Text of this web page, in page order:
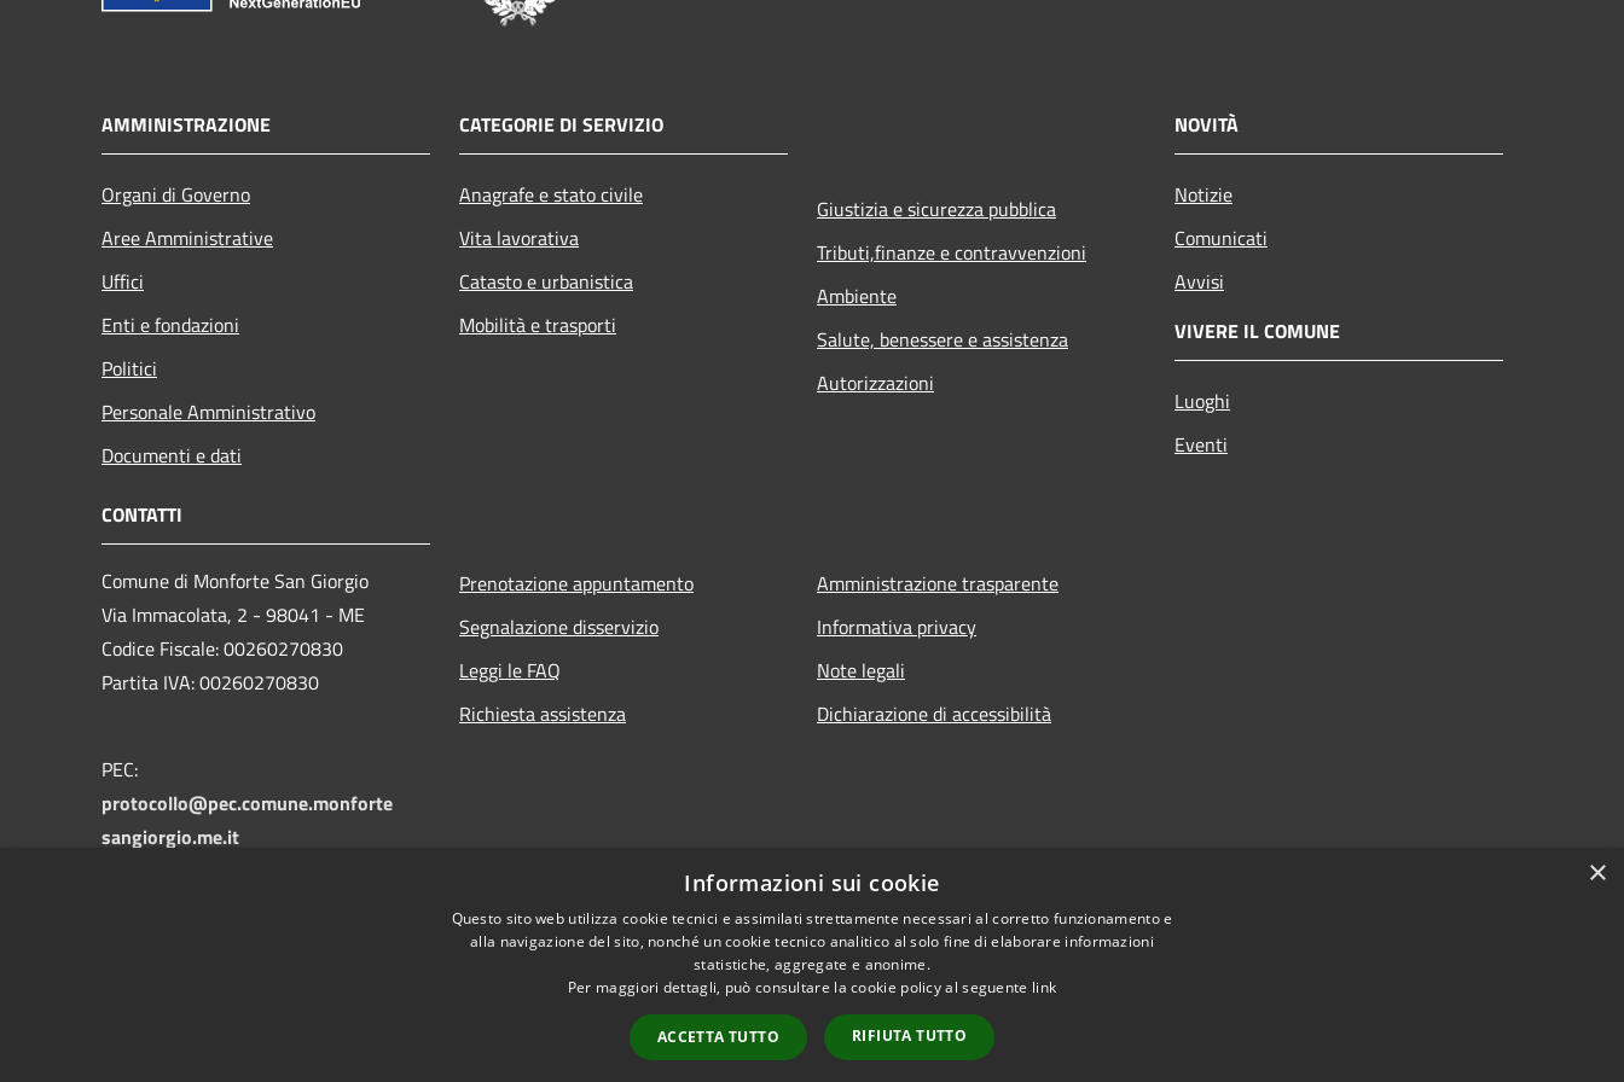
AMMINISTRAZIONE
Organi di Governo
Aree Amministrative
Uffici
Enti e fondazioni
Politici
Personale Amministrativo
Documenti e dati
CATEGORIE DI SERVIZIO
Anagrafe e stato civile
Vita lavorativa
Catasto e urbanistica
Mobilità e trasporti
Giustizia e sicurezza pubblica
Tributi,finanze e contravvenzioni
Ambiente
Salute, benessere e assistenza
Autorizzazioni
NOVITÀ
Notizie
Comunicati
Avvisi
VIVERE IL COMUNE
Luoghi
Eventi
CONTATTI
Comune di Monforte San Giorgio
Via Immacolata, 2 - 98041 - ME
Codice Fiscale: 00260270830
Partita IVA: 00260270830
PEC:
protocollo@pec.comune.monforte
sangiorgio.me.it
Prenotazione appuntamento
Segnalazione disservizio
Leggi le FAQ
Richiesta assistenza
Amministrazione trasparente
Informativa privacy
Note legali
Dichiarazione di accessibilità
Copyright © 2026 • Comune di Monforte San Giorgio • Powered by
×
Informazioni sui cookie
Questo sito web utilizza cookie tecnici e assimilati strettamente necessari al corretto funzionamento e
alla navigazione del sito, nonché un cookie tecnico analitico al solo fine di elaborare informazioni
statistiche, aggregate e anonime.
Per maggiori dettagli, può consultare la cookie policy al seguente link
ACCETTA TUTTO RIFIUTA TUTTO